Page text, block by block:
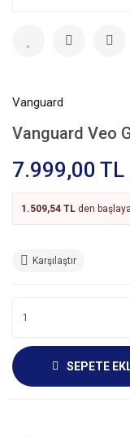
Vanguard
Vanguard Veo
7.999,00 TL
1.509,54 TL den
Karşılaştır
SEPETE